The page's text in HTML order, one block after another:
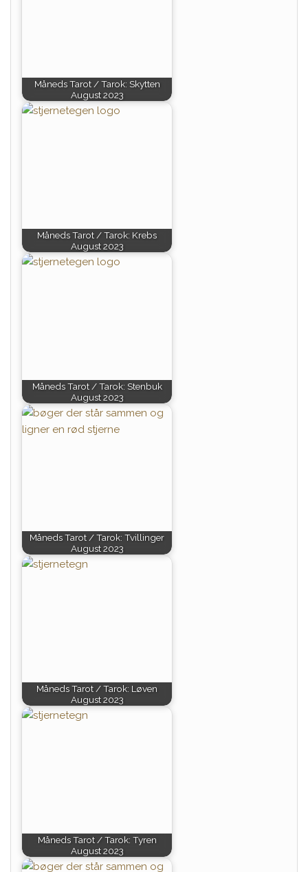
Måneds Tarot / Tarok: Skytten
August 2023
Måneds Tarot / Tarok: Krebs
August 2023
Måneds Tarot / Tarok: Stenbuk
August 2023
Måneds Tarot / Tarok: Tvillinger
August 2023
Måneds Tarot / Tarok: Løven
August 2023
Måneds Tarot / Tarok: Tyren
August 2023